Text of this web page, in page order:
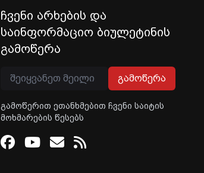
ჩვენი არხების და
საინფორმაციო ბიულეტინის
გამოწერა
გამოწერა
გამოწერით ეთანხმებით ჩვენი საიტის
მოხმარების წესებს
Facebook
Youtube
Email
RSS